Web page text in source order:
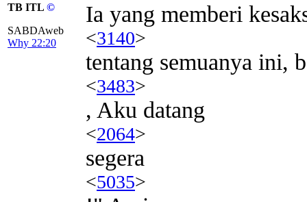
TB ITL ©
SABDAweb
Why 22:20
Ia yang memberi
<3140>
tentang semuanya ini,
<3483>
, Aku datang
<2064>
segera
<5035>